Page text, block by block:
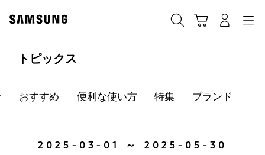
content
accessibility
トピックス
おすすめ 便利な使い方 特集 ブランド
2025-03-01 ～ 2025-05-30